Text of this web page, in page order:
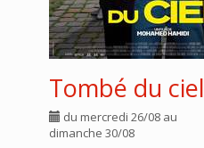
Tombé du ciel
du mercredi 26/08 au
dimanche 30/08